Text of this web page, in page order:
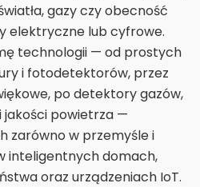
gazy czy obecność
elektryczne lub cyfrowe.
technologii — od prostych
i fotodetektorów, przez
po detektory gazów,
jakości powietrza —
zarówno w przemyśle i
inteligentnych domach,
oraz urządzeniach IoT.